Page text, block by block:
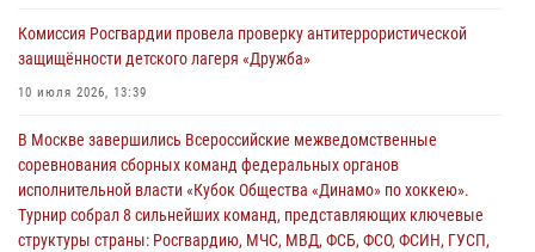
сотрудников вневедомственной охраны Росгвардии, Псковские
Росгвардейцы одержали победу
30 июля 2026, 05:10
Псковская Росгвардия приглашает на службу в подразделениях
вневедомственной охраны
Комиссия Росгвардии провела проверку антитеррористической
защищённости детского лагеря «Дружба»
10 июля 2026, 13:39
В Москве завершились Всероссийские межведомственные
соревнования сборных команд федеральных органов
исполнительной власти «Кубок Общества «Динамо» по хоккею».
Турнир собрал 8 сильнейших команд, представляющих ключевые
структуры страны: Росгвардию, МЧС, МВД, ФСБ, ФСО, ФСИН, ГУСП,